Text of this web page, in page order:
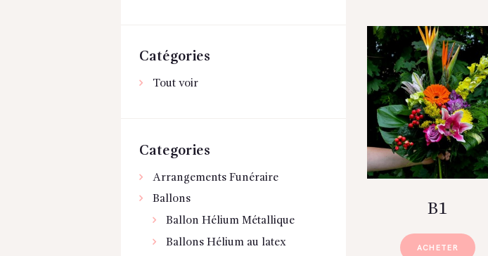
B1
ACHETER
Catégories
Tout voir
Categories
Arrangements Funéraire
Ballons
Ballon Hélium Métallique
Ballons Hélium au latex